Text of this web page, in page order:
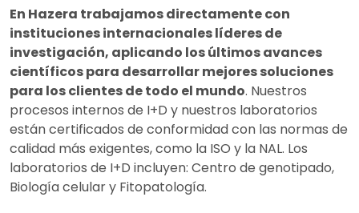
En Hazera trabajamos directamente con
instituciones internacionales líderes de
investigación, aplicando los últimos avances
científicos para desarrollar mejores soluciones
para los clientes de todo el mundo. Nuestros
procesos internos de I+D y nuestros laboratorios
están certificados de conformidad con las normas de
calidad más exigentes, como la ISO y la NAL. Los
laboratorios de I+D incluyen: Centro de genotipado,
Biología celular y Fitopatología.